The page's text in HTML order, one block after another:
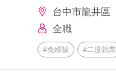
台中市龍井區
全職
#免經驗 #二度就業